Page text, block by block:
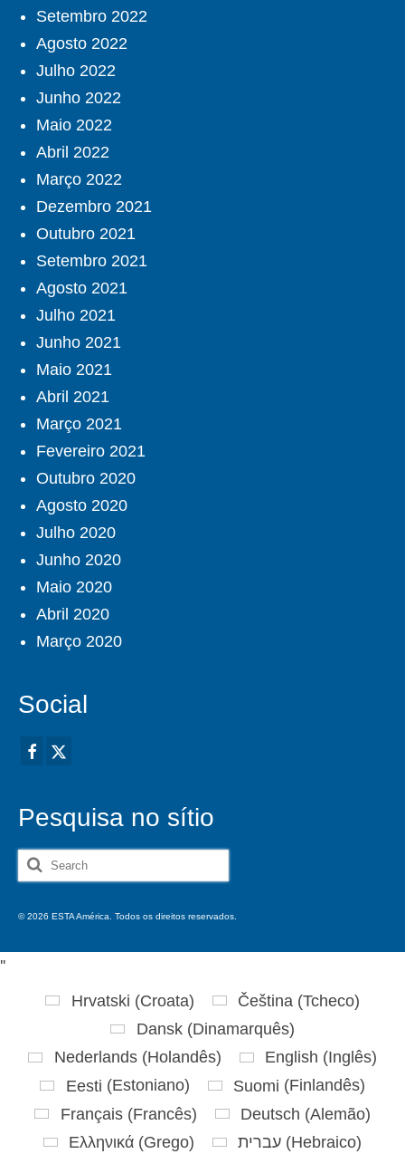
Setembro 2022
Agosto 2022
Julho 2022
Junho 2022
Maio 2022
Abril 2022
Março 2022
Dezembro 2021
Outubro 2021
Setembro 2021
Agosto 2021
Julho 2021
Junho 2021
Maio 2021
Abril 2021
Março 2021
Fevereiro 2021
Outubro 2020
Agosto 2020
Julho 2020
Junho 2020
Maio 2020
Abril 2020
Março 2020
Social
Pesquisa no sítio
Search
for:
© 2026 ESTA América. Todos os direitos reservados.
''
Hrvatski (Croata) Čeština (Tcheco)
Dansk(Dinamarquês)
Nederlands(Holandês) English (Inglês)
Eesti (Estoniano) Suomi (Finlandês)
Français(Francês) Deutsch (Alemão)
Ελληνικά (Grego) עברית (Hebraico)